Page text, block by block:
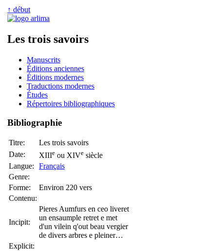
↑ début
Les trois savoirs
Manuscrits
Éditions anciennes
Éditions modernes
Traductions modernes
Études
Répertoires bibliographiques
Bibliographie
Titre:
Les trois savoirs
Date:
XIIIe ou XIVe siècle
Langue:
Français
Genre:
Forme:
Environ 220 vers
Contenu:
Incipit:
Pieres Aumfurs en ceo liveret
un ensaumple retret e met
d'un vilein q'out beau vergier
de divers arbres e pleiner…
Explicit: